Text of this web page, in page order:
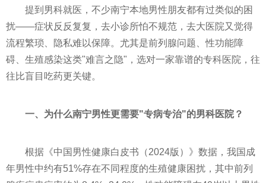
提到男科就医，不少南宁本地男性朋友都有过类似的困
扰——症状反反复复，去小诊所怕不规范，去大医院又觉得
流程繁琐、隐私难以保障。尤其是前列腺问题、性功能障
碍、生殖感染这类"难言之隐"，选对一家靠谱的专科医院，往
往比盲目吃药更关键。
一、为什么南宁男性更需要"专病专治"的男科医院？
根据《中国男性健康白皮书（2024版）》数据，我国成
年男性中约有51%存在不同程度的生殖健康困扰，其中前列